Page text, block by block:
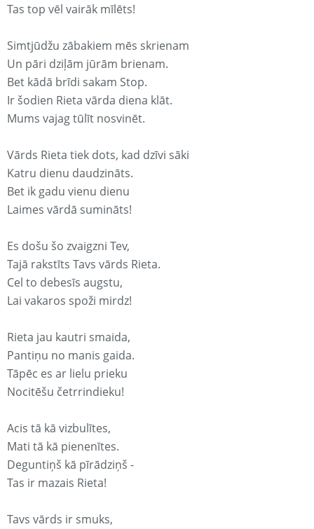
Tas top vēl vairāk mīlēts!
Simtjūdžu zābakiem mēs skrienam
Un pāri dziļām jūrām brienam.
Bet kādā brīdi sakam Stop.
Ir šodien Rieta vārda diena klāt.
Mums vajag tūlīt nosvinēt.
Vārds Rieta tiek dots, kad dzīvi sāki
Katru dienu daudzināts.
Bet ik gadu vienu dienu
Laimes vārdā sumināts!
Es došu šo zvaigzni Tev,
Tajā rakstīts Tavs vārds Rieta.
Cel to debesīs augstu,
Lai vakaros spoži mirdz!
Rieta jau kautri smaida,
Pantiņu no manis gaida.
Tāpēc es ar lielu prieku
Nocitēšu četrrindieku!
Acis tā kā vizbulītes,
Mati tā kā pienenītes.
Deguntiņš kā pīrādziņš -
Tas ir mazais Rieta!
Tavs vārds ir smuks,